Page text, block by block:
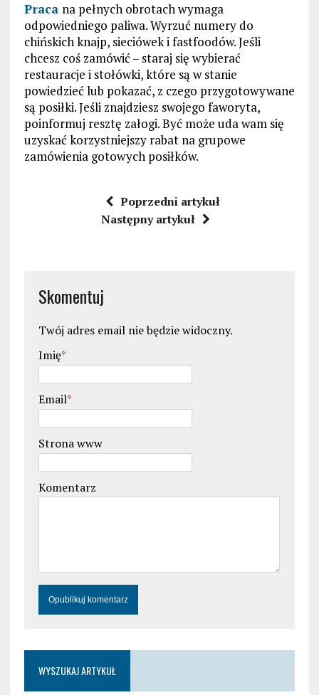
Praca na pełnych obrotach wymaga
odpowiedniego paliwa. Wyrzuć numery do
chińskich knajp, sieciówek i fastfoodów. Jeśli
chcesz coś zamówić – staraj się wybierać
restauracje i stołówki, które są w stanie
powiedzieć lub pokazać, z czego przygotowywane
są posiłki. Jeśli znajdziesz swojego faworyta,
poinformuj resztę załogi. Być może uda wam się
uzyskać korzystniejszy rabat na grupowe
zamówienia gotowych posiłków.
Poprzedni artykuł
Następny artykuł
Skomentuj
Twój adres email nie będzie widoczny.
Imię*
Email*
Strona www
Komentarz
WYSZUKAJ ARTYKUŁ